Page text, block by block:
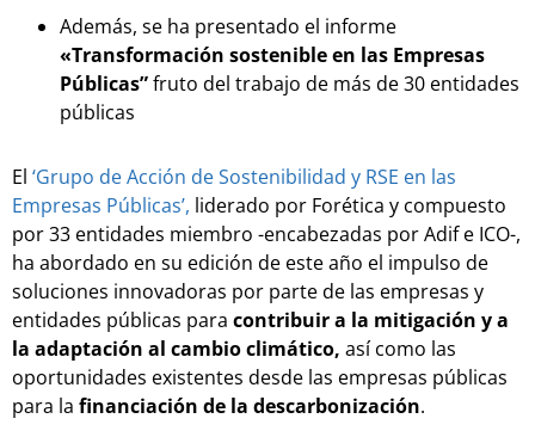
Además, se ha presentado el informe
«Transformación sostenible en las Empresas
Públicas”fruto del trabajo de más de 30 entidades
públicas
El ‘Grupo de Acción de Sostenibilidad y RSE en las
Empresas Públicas’, liderado por Forética y compuesto
por 33 entidades miembro -encabezadas por Adif e ICO-,
ha abordado en su edición de este año el impulso de
soluciones innovadoras por parte de las empresas y
entidades públicas para contribuir a la mitigación y a
la adaptación al cambio climático, así como las
oportunidades existentes desde las empresas públicas
para la financiación de la descarbonización.